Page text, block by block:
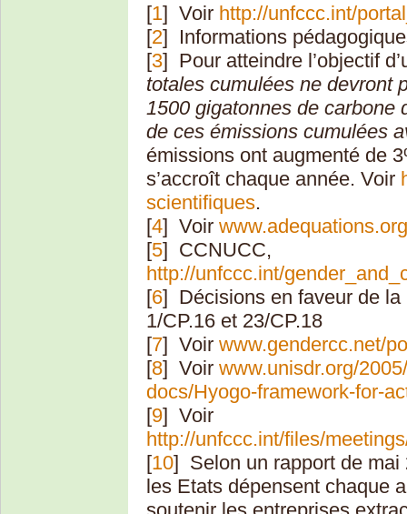
[1] Voir http://unfccc.int/
[2] Informations
[3] Pour atteindre l’objectif
totales cumulées ne devront
1500 gigatonnes de carbone
de ces émissions cumulées
émissions ont augmenté de
s’accroît chaque année. Voir
scientifiques.
[4] Voir
[5] CCNUCC,
http://unfccc.int/
[6] Décisions en faveur de
1/CP.16 et 23/CP.18
[7] Voir www.gendercc.net/
[8] Voir www.unisdr.org/
docs/Hyogo-framework-for-
[9] Voir
http://unfccc.int/files/
[10] Selon un rapport de
les Etats dépensent chaque